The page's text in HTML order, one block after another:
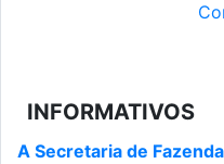
INFORMATIVOS
A Secretaria de